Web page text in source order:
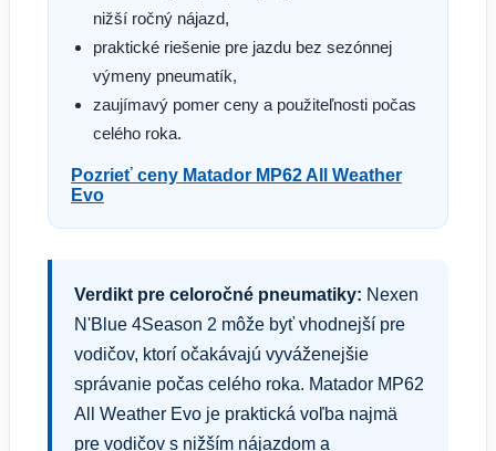
nižší ročný nájazd,
praktické riešenie pre jazdu bez sezónnej
výmeny pneumatík,
zaujímavý pomer ceny a použiteľnosti počas
celého roka.
Pozrieť ceny Matador MP62 All Weather
Evo
Verdikt pre celoročné pneumatiky: Nexen
N'Blue 4Season 2 môže byť vhodnejší pre
vodičov, ktorí očakávajú vyváženejšie
správanie počas celého roka. Matador MP62
All Weather Evo je praktická voľba najmä
pre vodičov s nižším nájazdom a